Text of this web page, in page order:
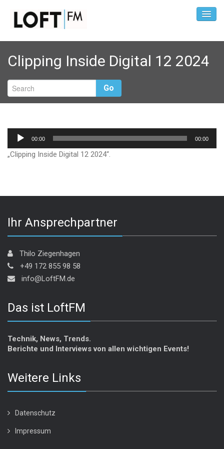
Clipping Inside Digital 12 2024
Go
Audio-
00:00 00:00
„Clipping Inside Digital 12 2024“.
Ihr Ansprechpartner
Thilo Ziegenhagen
+49 172 855 98 58
info@LoftFM.de
Das ist LoftFM
Technik, News, Trends.
Berichte und Interviews von allen wichtigen Events!
Weitere Links
Datenschutz
Impressum